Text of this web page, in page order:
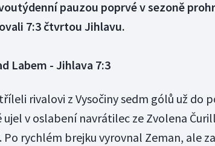
pauzou poprvé v sezoně
7:3 čtvrtou Jihlavu.
Labem - Jihlava 7:3
rivalovi z Vysočiny sedm gólů už do
ujel v oslabení navrátilec ze Zvolena
Po rychlém brejku vyrovnal Zeman, ale